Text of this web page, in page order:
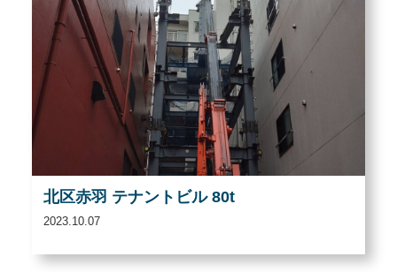
北区赤羽 テナントビル 80t
2023.10.07